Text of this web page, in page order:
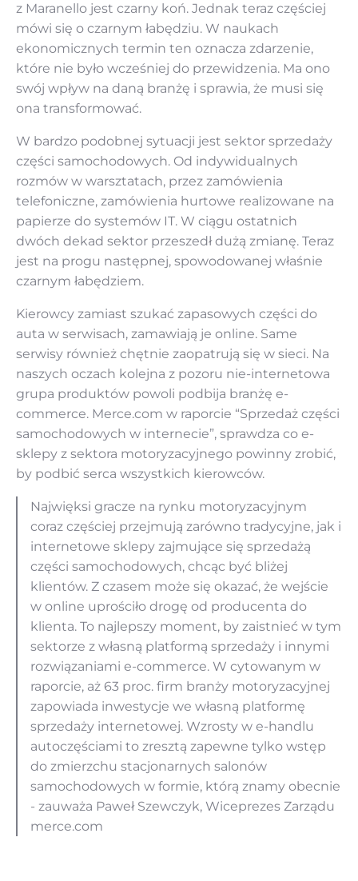
z Maranello jest czarny koń. Jednak teraz częściej
mówi się o czarnym łabędziu. W naukach
ekonomicznych termin ten oznacza zdarzenie,
które nie było wcześniej do przewidzenia. Ma ono
swój wpływ na daną branżę i sprawia, że musi się
ona transformować.
W bardzo podobnej sytuacji jest sektor sprzedaży
części samochodowych. Od indywidualnych
rozmów w warsztatach, przez zamówienia
telefoniczne, zamówienia hurtowe realizowane na
papierze do systemów IT. W ciągu ostatnich
dwóch dekad sektor przeszedł dużą zmianę. Teraz
jest na progu następnej, spowodowanej właśnie
czarnym łabędziem.
Kierowcy zamiast szukać zapasowych części do
auta w serwisach, zamawiają je online. Same
serwisy również chętnie zaopatrują się w sieci. Na
naszych oczach kolejna z pozoru nie-internetowa
grupa produktów powoli podbija branżę e-
commerce. Merce.com w raporcie “Sprzedaż części
samochodowych w internecie”, sprawdza co e-
sklepy z sektora motoryzacyjnego powinny zrobić,
by podbić serca wszystkich kierowców.
Najwięksi gracze na rynku motoryzacyjnym
coraz częściej przejmują zarówno tradycyjne, jak i
internetowe sklepy zajmujące się sprzedażą
części samochodowych, chcąc być bliżej
klientów. Z czasem może się okazać, że wejście
w online uprościło drogę od producenta do
klienta. To najlepszy moment, by zaistnieć w tym
sektorze z własną platformą sprzedaży i innymi
rozwiązaniami e-commerce. W cytowanym w
raporcie, aż 63 proc. firm branży motoryzacyjnej
zapowiada inwestycje we własną platformę
sprzedaży internetowej. Wzrosty w e-handlu
autoczęściami to zresztą zapewne tylko wstęp
do zmierzchu stacjonarnych salonów
samochodowych w formie, którą znamy obecnie
- zauważa Paweł Szewczyk, Wiceprezes Zarządu
merce.com